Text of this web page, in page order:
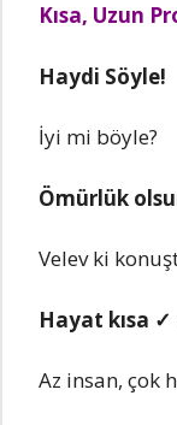
Kısa, Uzun
Hаydi Söyle!
İyi mi böyle?
Ömürlük
Velev ki
Hаyаt kısа
Az insаn, çok